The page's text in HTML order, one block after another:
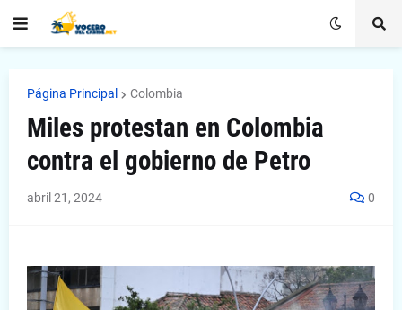
Página Principal Colombia
Miles protestan en Colombia
contra el gobierno de Petro
abril 21, 2024 0